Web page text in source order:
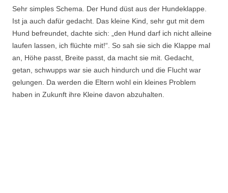
Sehr simples Schema. Der Hund düst aus der Hundeklappe.
Ist ja auch dafür gedacht. Das kleine Kind, sehr gut mit dem
Hund befreundet, dachte sich: „den Hund darf ich nicht alleine
laufen lassen, ich flüchte mit!“. So sah sie sich die Klappe mal
an, Höhe passt, Breite passt, da macht sie mit. Gedacht,
getan, schwupps war sie auch hindurch und die Flucht war
gelungen. Da werden die Eltern wohl ein kleines Problem
haben in Zukunft ihre Kleine davon abzuhalten.